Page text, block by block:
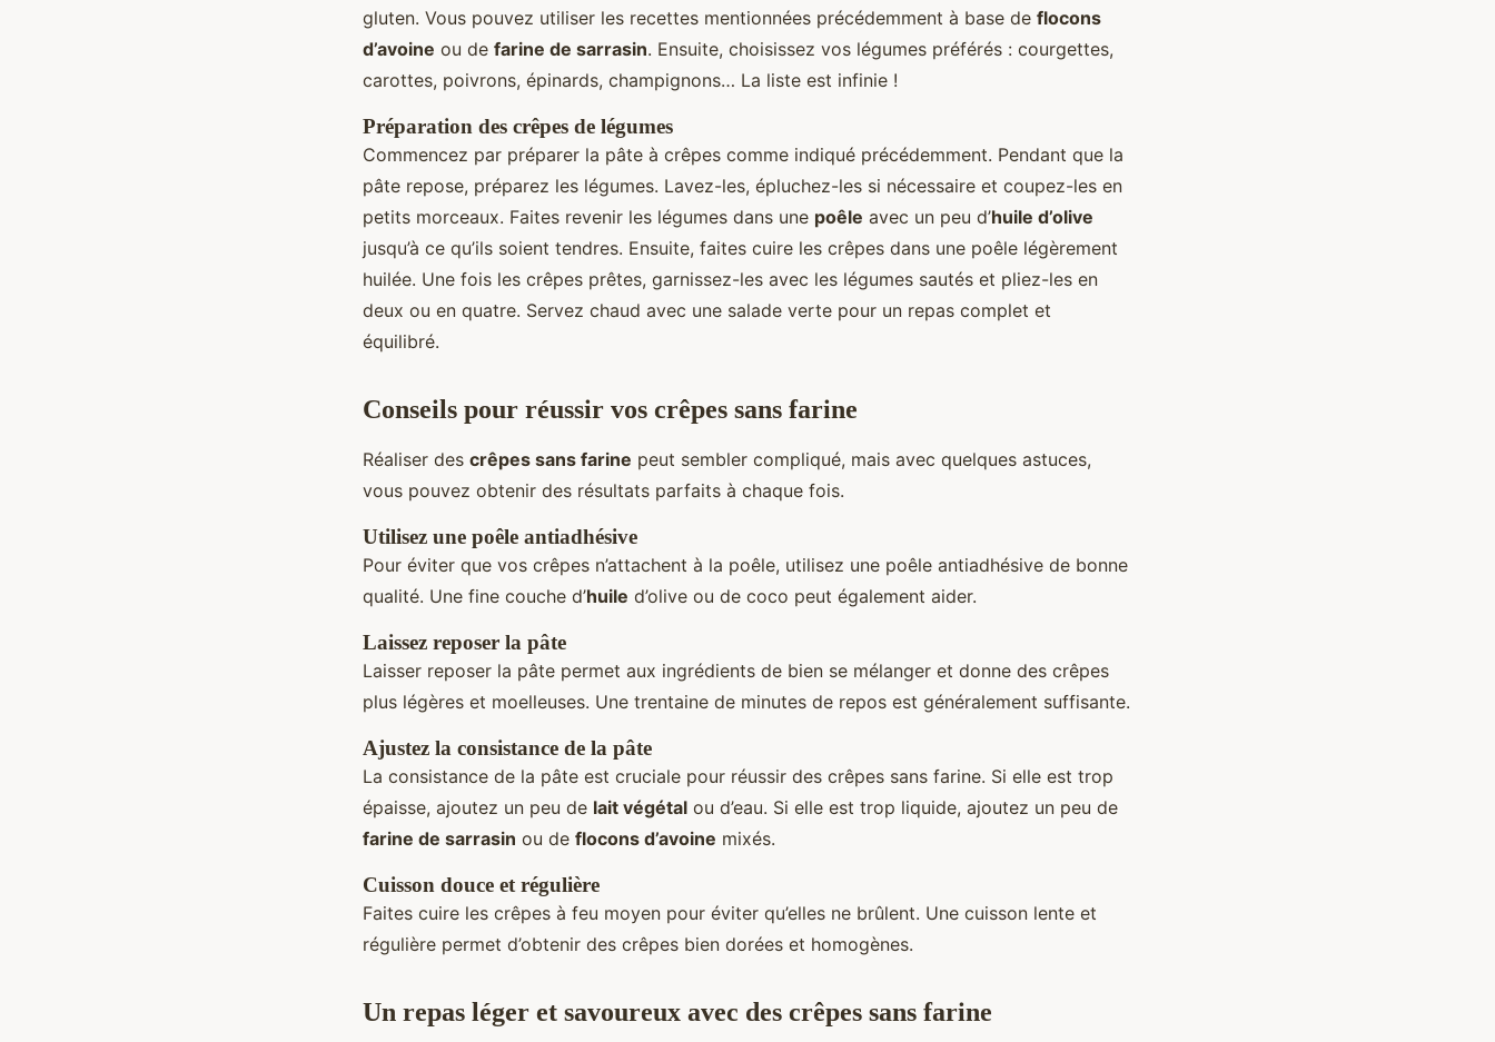
gluten. Vous pouvez utiliser les recettes mentionnées précédemment à base de flocons
d’avoine ou de farine de sarrasin. Ensuite, choisissez vos légumes préférés : courgettes,
carottes, poivrons, épinards, champignons… La liste est infinie !
Préparation des crêpes de légumes
Commencez par préparer la pâte à crêpes comme indiqué précédemment. Pendant que la
pâte repose, préparez les légumes. Lavez-les, épluchez-les si nécessaire et coupez-les en
petits morceaux. Faites revenir les légumes dans une poêle avec un peu d’huile d’olive
jusqu’à ce qu’ils soient tendres. Ensuite, faites cuire les crêpes dans une poêle légèrement
huilée. Une fois les crêpes prêtes, garnissez-les avec les légumes sautés et pliez-les en
deux ou en quatre. Servez chaud avec une salade verte pour un repas complet et
équilibré.
Conseils pour réussir vos crêpes sans farine
Réaliser des crêpes sans farine peut sembler compliqué, mais avec quelques astuces,
vous pouvez obtenir des résultats parfaits à chaque fois.
Utilisez une poêle antiadhésive
Pour éviter que vos crêpes n’attachent à la poêle, utilisez une poêle antiadhésive de bonne
qualité. Une fine couche d’huile d’olive ou de coco peut également aider.
Laissez reposer la pâte
Laisser reposer la pâte permet aux ingrédients de bien se mélanger et donne des crêpes
plus légères et moelleuses. Une trentaine de minutes de repos est généralement suffisante.
Ajustez la consistance de la pâte
La consistance de la pâte est cruciale pour réussir des crêpes sans farine. Si elle est trop
épaisse, ajoutez un peu de lait végétal ou d’eau. Si elle est trop liquide, ajoutez un peu de
farine de sarrasin ou de flocons d’avoine mixés.
Cuisson douce et régulière
Faites cuire les crêpes à feu moyen pour éviter qu’elles ne brûlent. Une cuisson lente et
régulière permet d’obtenir des crêpes bien dorées et homogènes.
Un repas léger et savoureux avec des crêpes sans farine